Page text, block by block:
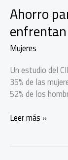
Ahorro
Mujeres
Un estudio del
35% de las
52% de los
Ahorro
Leer más »